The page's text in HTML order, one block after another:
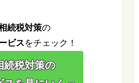
続税対策の
ビスをチェック！
続税対策の